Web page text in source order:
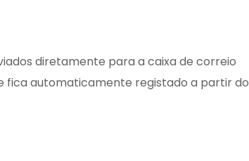
diretamente para a caixa de correio
fica automaticamente registado a partir do